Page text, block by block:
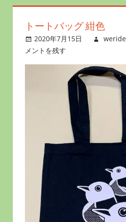
トートバッグ 紺色
2020年7月15日 weride
メントを残す